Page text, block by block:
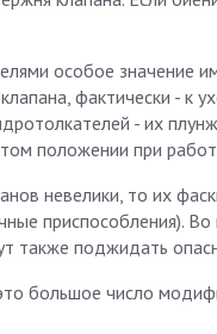
особое значение
фактически - к
- их
положении при
невелики, то их
приспособления).
также поджидать
большое число